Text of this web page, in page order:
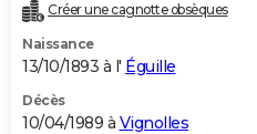
Créer une cagnotte obsèques
Naissance
13/10/1893 à l' Éguille
Décès
10/04/1989 à Vignolles